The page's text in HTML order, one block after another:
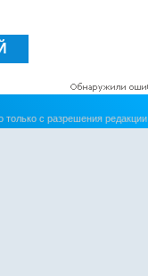
только с разрешения